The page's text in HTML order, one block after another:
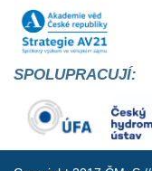
SPOLUPRACUJÍ: